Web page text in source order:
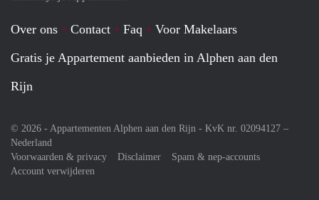
Over ons Contact Faq
Voor Makelaars
Gratis je Appartement aanbieden in Alphen aan den
Rijn
© 2026 - Appartementen Alphen aan den Rijn - KvK nr. 02094127 –
Nederland
Voorwaarden & privacy
Disclaimer
Spam & nep-accounts
Account verwijderen